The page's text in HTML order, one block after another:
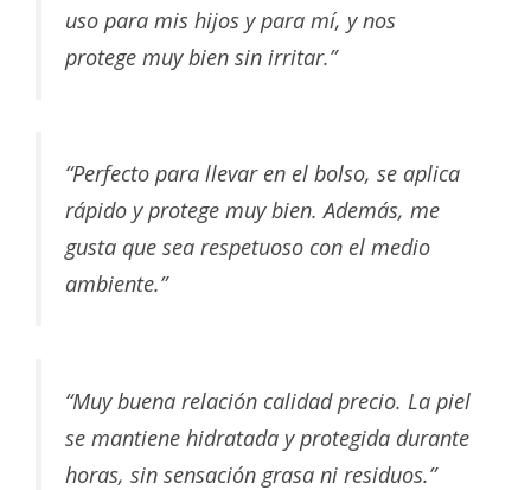
uso para mis hijos y para mí, y nos
protege muy bien sin irritar.”
“Perfecto para llevar en el bolso, se aplica
rápido y protege muy bien. Además, me
gusta que sea respetuoso con el medio
ambiente.”
“Muy buena relación calidad precio. La piel
se mantiene hidratada y protegida durante
horas, sin sensación grasa ni residuos.”